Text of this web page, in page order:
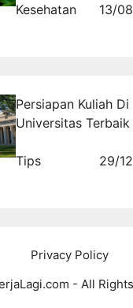
Biasa
Kesehatan 13/
Persiapan Kuliah Di
Universitas
Luar Negeri
Tips 29/
Privacy Policy
- All